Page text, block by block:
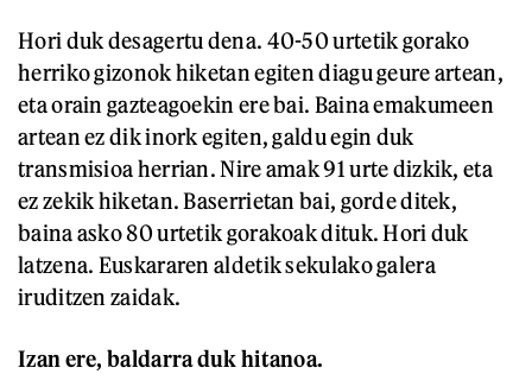
Hori duk desagertu dena. 40-50 urtetik gorako
herriko gizonok hiketan egiten diagu geure artean,
eta orain gazteagoekin ere bai. Baina emakumeen
artean ez dik inork egiten, galdu egin duk
transmisioa herrian. Nire amak 91 urte dizkik, eta
ez zekik hiketan. Baserrietan bai, gorde ditek,
baina asko 80 urtetik gorakoak dituk. Hori duk
latzena. Euskararen aldetik sekulako galera
iruditzen zaidak.
Izan ere, baldarra duk hitanoa.